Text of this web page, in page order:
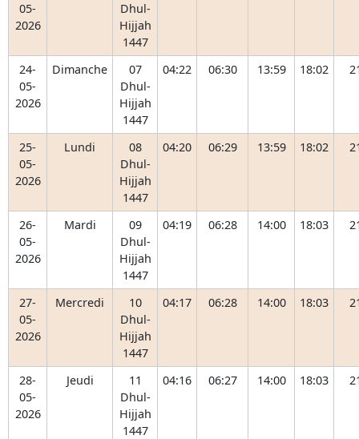
05-
2026
Dhul-
Hijjah
1447
24-
05-
2026
Dimanche
07
Dhul-
Hijjah
1447
04:22 06:30 13:59 18:02
25-
05-
2026
Lundi
08
Dhul-
Hijjah
1447
04:20 06:29 13:59 18:02
26-
05-
2026
Mardi
09
Dhul-
Hijjah
1447
04:19 06:28 14:00 18:03
27-
05-
2026
Mercredi
10
Dhul-
Hijjah
1447
04:17 06:28 14:00 18:03
28-
05-
2026
Jeudi
11
Dhul-
Hijjah
1447
04:16 06:27 14:00 18:03